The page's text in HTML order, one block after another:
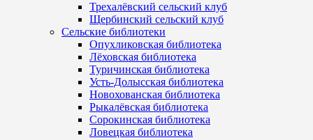
Трехалёвский сельский клуб
Щербинский сельский клуб
Сельские библиотеки
Опухликовская библиотека
Лёховская библиотека
Туричинская библиотека
Усть-Долысская библиотека
Новохованская библиотека
Рыкалёвская библиотека
Сорокинская библиотека
Ловецкая библиотека